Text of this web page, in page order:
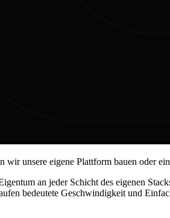
wir unsere eigene Plattform bauen oder
an jeder Schicht des eigenen
bedeutete Geschwindigkeit und